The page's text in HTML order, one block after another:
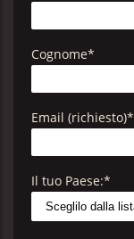
Cognome*
Email (richiesto)*
Il tuo Paese:*